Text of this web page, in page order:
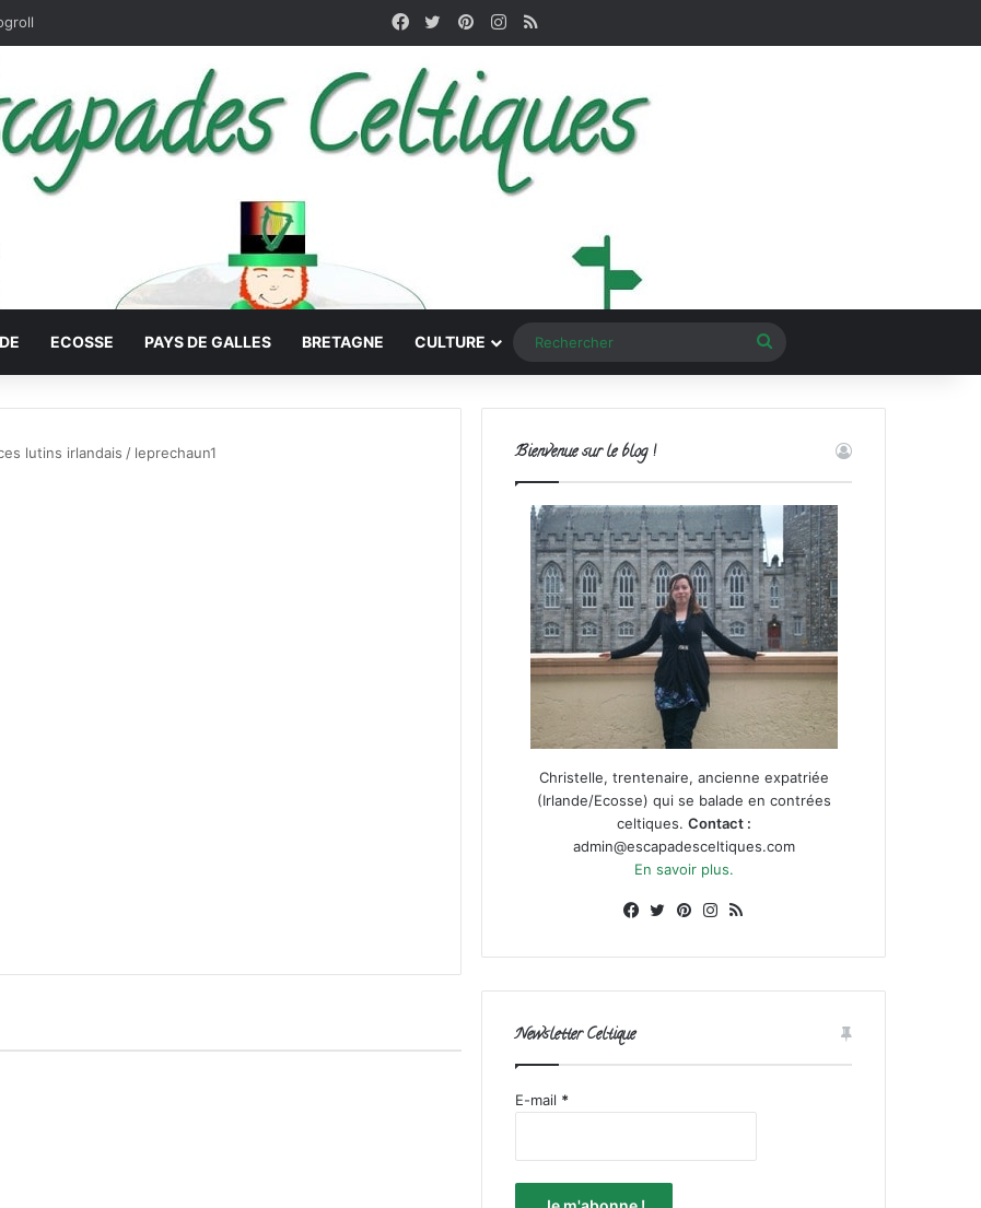
FacebookPinterestInstagram
RSS
ECOSSE PAYS DE GALLES BRETAGNE CULTURE
lutins irlandais / leprechaun1 Bienvenue sur le blog !
Christelle, trentenaire, ancienne expatriée
(Irlande/Ecosse) qui se balade en contrées
celtiques. Contact :
admin@escapadesceltiques.com
En savoir plus.
Facebook
X PinterestInstagram
Newsletter Celtique
E-mail *